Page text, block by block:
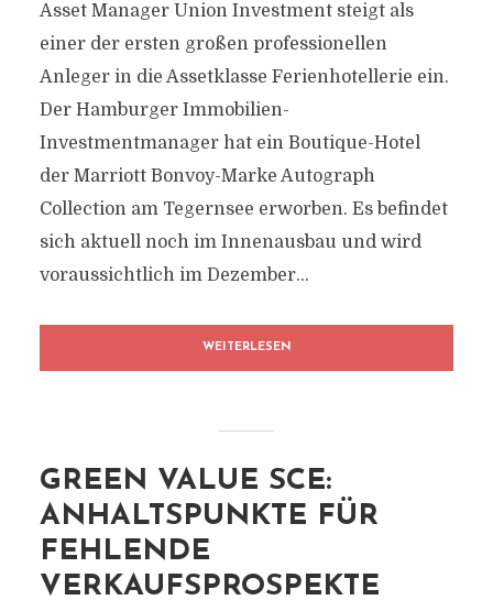
Asset Manager Union Investment steigt als
einer der ersten großen professionellen
Anleger in die Assetklasse Ferienhotellerie ein.
Der Hamburger Immobilien-
Investmentmanager hat ein Boutique-Hotel
der Marriott Bonvoy-Marke Autograph
Collection am Tegernsee erworben. Es befindet
sich aktuell noch im Innenausbau und wird
voraussichtlich im Dezember...
WEITERLESEN
GREEN VALUE SCE:
ANHALTSPUNKTE FÜR
FEHLENDE
VERKAUFSPROSPEKTE